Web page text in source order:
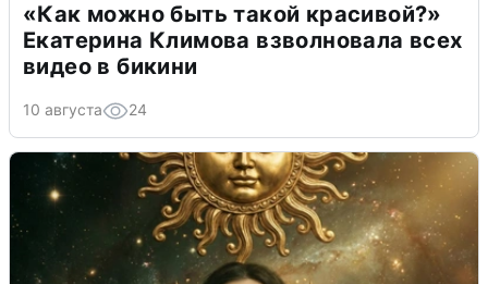
«Как можно быть такой красивой?»
Екатерина Климова взволновала всех
видео в бикини
10 августа 24